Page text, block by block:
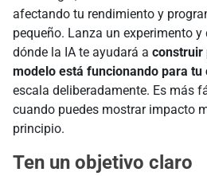
afectando tu rendimiento y
pequeño. Lanza un experimento
dónde la IA te ayudará a construir
modelo está funcionando para tu
escala deliberadamente. Es más
cuando puedes mostrar impacto
principio.
Ten un objetivo claro